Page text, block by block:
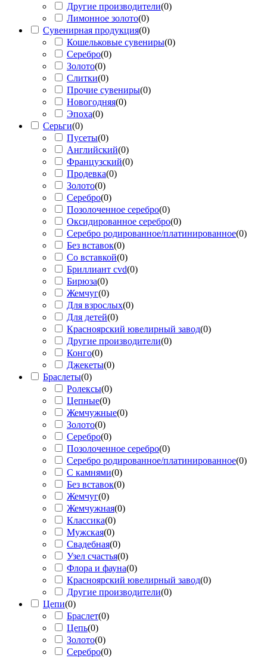
Другие производители(0)
Лимонное золото(0)
Сувенирная продукция(0)
Кошельковые сувениры(0)
Серебро(0)
Золото(0)
Слитки(0)
Прочие сувениры(0)
Новогодняя(0)
Эпоха(0)
Серьги(0)
Пусеты(0)
Английский(0)
Французский(0)
Продевка(0)
Золото(0)
Серебро(0)
Позолоченное серебро(0)
Оксидированное серебро(0)
Серебро родированное/платинированное(0)
Без вставок(0)
Со вставкой(0)
Бриллиант cvd(0)
Бирюза(0)
Жемчуг(0)
Для взрослых(0)
Для детей(0)
Красноярский ювелирный завод(0)
Другие производители(0)
Конго(0)
Джекеты(0)
Браслеты(0)
Ролексы(0)
Цепные(0)
Жемчужные(0)
Золото(0)
Серебро(0)
Позолоченное серебро(0)
Серебро родированное/платинированное(0)
С камнями(0)
Без вставок(0)
Жемчуг(0)
Жемчужная(0)
Классика(0)
Мужская(0)
Свадебная(0)
Узел счастья(0)
Флора и фауна(0)
Красноярский ювелирный завод(0)
Другие производители(0)
Цепи(0)
Браслет(0)
Цепь(0)
Золото(0)
Серебро(0)